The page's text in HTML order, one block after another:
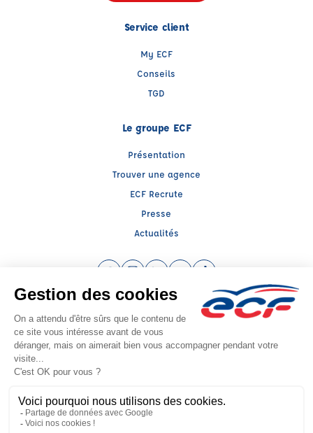
Service client
My ECF
Conseils
TGD
Le groupe ECF
Présentation
Trouver une agence
ECF Recrute
Presse
Actualités
Instagram (nouvelle fenêtre)
LinkedIn (nouvelle fenêtre)
YouTube (nouvelle fenêtre)
TikTok (nouvelle
Raison sociale : ENT SAUVAGE JEAN MARIE ALBERT - Capital social: 0€
SIREN: 318752110 - Numéro de TVA intracommunautaire: FR 78 318752110
Agrément n°E0306205100
Siège social : Rte de Quéhen -ZA Canardière , ISQUES (62360) - Représentant